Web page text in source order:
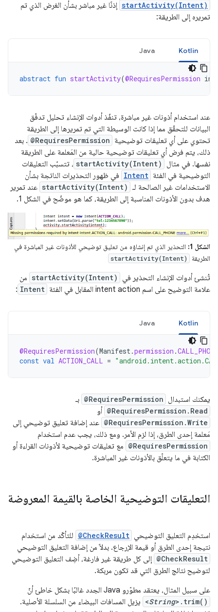
startActivity(Intent) إذنًا غير مباشر بشأن الغرض الذي تم
تمريره إلى الطريقة:
Kotlin
Java
abstract fun startActivity(@RequiresPermission
عند استخدام أذونات غير مباشرة، تنفّذ أدوات الإنشاء تحليل تدفّق
البيانات للتحقّق مما إذا كانت الوسيطة التي تم تمريرها إلى الطريقة
تحتوي على أي تعليقات توضيحية @RequiresPermission . بعد
ذلك، يتم فرض أي تعليقات توضيحية حالية من المَعلمة على الطريقة
نفسها. في مثال
startActivity(Intent) ، تتسبّب التعليقات
التوضيحية في الفئة Intent في ظهور التحذيرات الناتجة بشأن
الاستخدامات غير الصالحة لـ startActivity(Intent) عند تمرير
هدف بدون الأذونات المناسبة إلى الطريقة، كما هو موضّح في الشكل 1.
الشكل 1:
التحذير الذي تم إنشاؤه من تعليق توضيحي للأذونات غير المباشرة في
الطريقة
startActivity(Intent)
تُنشئ أدوات الإنشاء التحذير في startActivity(Intent) من
علامة التوضيح على اسم intent action المقابل في الفئة
Intent
:
Kotlin
Java
@RequiresPermission(Manifest.permission .CALL_PHONE
const val ACTION_CALL =
يمكنك استبدال @RequiresPermission بـ
@RequiresPermission.Read أو
@RequiresPermission.Write عند إضافة تعليق توضيحي إلى
مَعلمة إحدى الطرق، إذا لزم الأمر. ومع ذلك، يجب عدم استخدام
@RequiresPermission مع تعليقات توضيحية لأذونات القراءة أو
الكتابة في ما يتعلّق بالأذونات غير المباشرة.
التعليقات التوضيحية الخاصة بالقيمة المعروضة
استخدِم التعليق التوضيحي @CheckResult للتأكّد من استخدام
نتيجة إحدى الطرق أو قيمة الإرجاع. بدلاً من إضافة التعليق التوضيحي
@CheckResult إلى كل طريقة غير فارغة، أضِف التعليق التوضيحي
لتوضيح نتائج الطرق التي قد تكون مربكة.
على سبيل المثال، يعتقد مطوّرو Java الجدد غالبًا بشكل خاطئ أنّ
<String>.trim()
يزيل المسافات البيضاء من السلسلة الأصلية.